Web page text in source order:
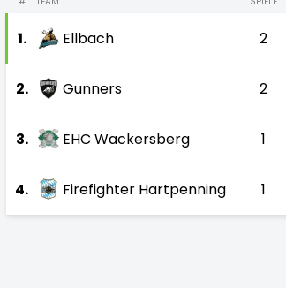
1. Ellbach 2
2. Gunners 2
3. EHC Wackersberg 1
4. Firefighter Hartpenning 1